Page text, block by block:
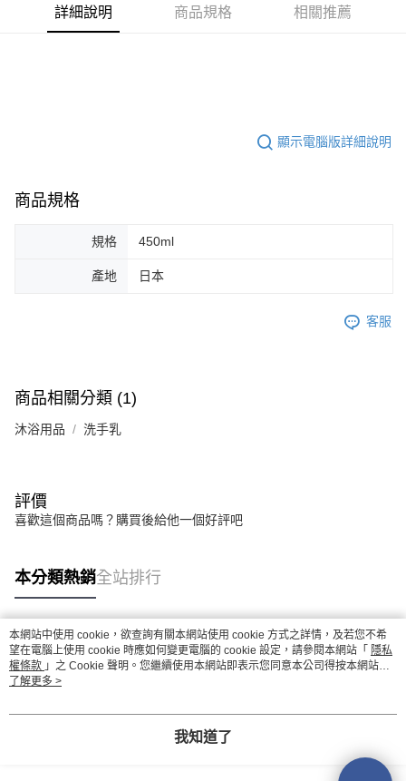
※ 請注意：結帳手續完成當下不需立刻繳費，但若您需要取消訂單，請聯絡
１．透過由恩沛科技股份有限公司提供之「AFTEE先享後付」服務完成之交
易，需依本服務之必要範圍內提供個人資料，並將交易相關給付款項請求債
https://aftee.tw/terms/#terms3
「AFTEE先享後付」，若未經同意申辦者引起之損失，本公司不負相關責
４．使用「AFTEE先享後付」時，將依據個別帳號之用戶狀況，依本公司即
時審查核予不同之上限額度；若仍有額度不足之情形，本公司將視審查結果
５．嚴禁一人註冊多個帳號或使用他人資訊註冊。若發現惡意使用之情形，
恩沛科技股份有限公司將有權停止該用戶之使用額度並採取法律行動。
每筆NT$60，滿NT$590(含以上)免運費
每筆NT$150，滿NT$890(含以上)免運費
詳細說明 商品規格 相關推薦
顯示電腦版詳細說明
商品規格
規格 450ml
產地 日本
客服
商品相關分類 (1)
沐浴用品 洗手乳
評價
喜歡這個商品嗎？購買後給他一個好評吧
本分類熱銷全站排行
熱門標籤
本網站中使用 cookie，欲查詢有關本網站使用 cookie 方式之詳情，及若您不希
望在電腦上使用 cookie 時應如何變更電腦的 cookie 設定，請參閱本網站「 隱私
權條款 」之 Cookie 聲明。您繼續使用本網站即表示您同意本公司得按本網站使
用條款之 Cookie 聲明使用 cookie。
了解更多 >
我知道了